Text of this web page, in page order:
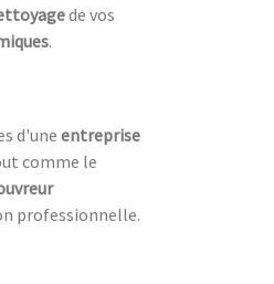
de vos
.
d'une entreprise
comme le
professionnelle.